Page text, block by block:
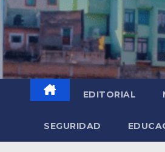
EDITORIAL
SEGURIDAD